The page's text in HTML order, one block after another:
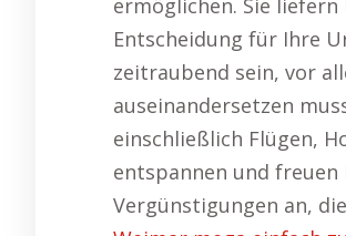
ermöglichen. Sie
Entscheidung für Ihre
zeitraubend sein, vor
auseinandersetzen
einschließlich Flügen,
entspannen und
Vergünstigungen an,